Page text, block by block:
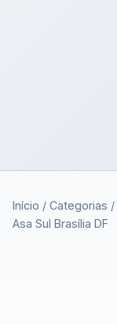
Início / Categorias /
Asa Sul Brasília DF